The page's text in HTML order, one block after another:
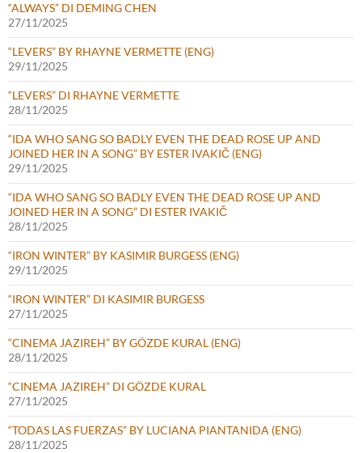
“ALWAYS” DI DEMING CHEN
27/11/2025
“LEVERS” BY RHAYNE VERMETTE (ENG)
29/11/2025
“LEVERS” DI RHAYNE VERMETTE
28/11/2025
“IDA WHO SANG SO BADLY EVEN THE DEAD ROSE UP AND
JOINED HER IN A SONG” BY ESTER IVAKIČ (ENG)
29/11/2025
“IDA WHO SANG SO BADLY EVEN THE DEAD ROSE UP AND
JOINED HER IN A SONG” DI ESTER IVAKIČ
28/11/2025
“IRON WINTER” BY KASIMIR BURGESS (ENG)
29/11/2025
“IRON WINTER” DI KASIMIR BURGESS
27/11/2025
“CINEMA JAZIREH” BY GÖZDE KURAL (ENG)
28/11/2025
“CINEMA JAZIREH” DI GÖZDE KURAL
27/11/2025
“TODAS LAS FUERZAS” BY LUCIANA PIANTANIDA (ENG)
28/11/2025